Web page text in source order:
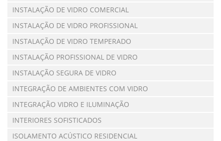
INSTALAÇÃO DE VIDRO COMERCIAL
INSTALAÇÃO DE VIDRO PROFISSIONAL
INSTALAÇÃO DE VIDRO TEMPERADO
INSTALAÇÃO PROFISSIONAL DE VIDRO
INSTALAÇÃO SEGURA DE VIDRO
INTEGRAÇÃO DE AMBIENTES COM VIDRO
INTEGRAÇÃO VIDRO E ILUMINAÇÃO
INTERIORES SOFISTICADOS
ISOLAMENTO ACÚSTICO RESIDENCIAL